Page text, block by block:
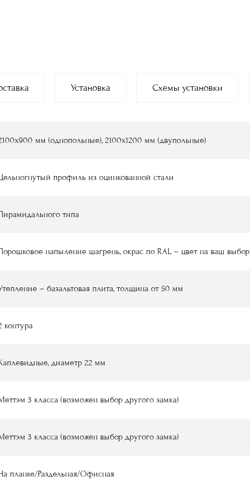
Установка Схемы установки
мм (однопольные), 2100х1200 мм (двупольные)
профиль из оцинкованной стали
типа
напыление шагрень, окрас по RAL – цвет на ваш выбор
– базальтовая плита, толщина от 50 мм
контура
диаметр 22 мм
3 класса (возможен выбор другого замка)
3 класса (возможен выбор другого замка)
планке/Раздельная/Офисная